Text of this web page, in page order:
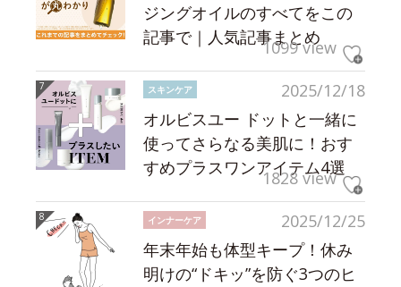
ジングオイルのすべてをこの
記事で｜人気記事まとめ
1099 view
2025/12/18
スキンケア
オルビスユー ドットと一緒に
使ってさらなる美肌に！おす
すめプラスワンアイテム4選
1828 view
2025/12/25
インナーケア
年末年始も体型キープ！休み
明けの“ドキッ”を防ぐ3つのヒ